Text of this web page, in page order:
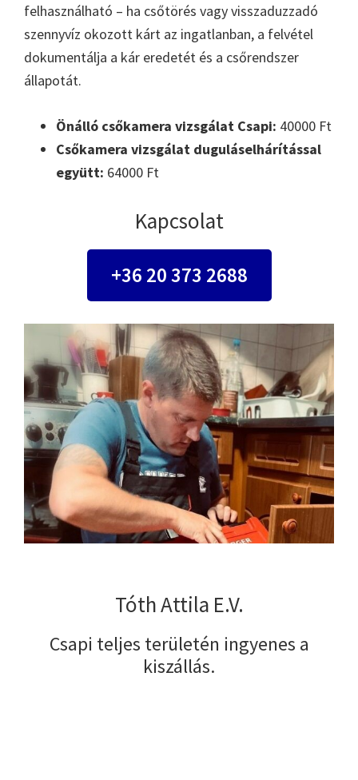
felhasználható – ha csőtörés vagy visszaduzzadó
szennyvíz okozott kárt az ingatlanban, a felvétel
dokumentálja a kár eredetét és a csőrendszer
állapotát.
Önálló csőkamera vizsgálat Csapi: 40000 Ft
Csőkamera vizsgálat duguláselhárítással
együtt: 64000 Ft
Kapcsolat
+36 20 373 2688
Tóth Attila E.V.
Csapi teljes területén ingyenes a
kiszállás.